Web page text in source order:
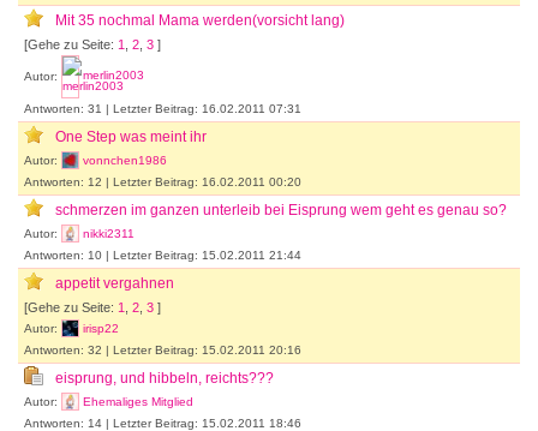
Mit 35 nochmal Mama werden(vorsicht lang)
[Gehe zu Seite: 1 2 3 ]
Autor: merlin2003
Antworten: 31 | Letzter Beitrag: 16.02.2011 07:31
One Step was meint ihr
Autor:
vonnchen1986
Antworten: 12 | Letzter Beitrag: 16.02.2011 00:20
schmerzen im ganzen unterleib bei Eisprung wem geht es genau so?
Autor:
nikki2311
Antworten: 10 | Letzter Beitrag: 15.02.2011 21:44
appetit vergahnen
[Gehe zu Seite: 1 2 3 ]
Autor:
irisp22
Antworten: 32 | Letzter Beitrag: 15.02.2011 20:16
eisprung, und hibbeln, reichts???
Autor:
Ehemaliges Mitglied
Antworten: 14 | Letzter Beitrag: 15.02.2011 18:46